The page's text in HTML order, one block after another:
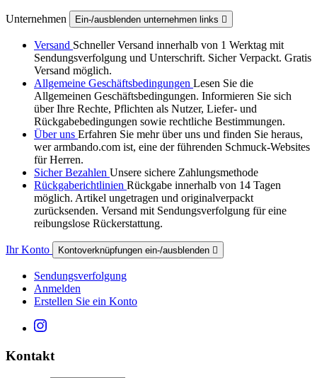
Unternehmen Ein-/ausblenden unternehmen links 
Versand Schneller Versand innerhalb von 1 Werktag mit
Sendungsverfolgung und Unterschrift. Sicher Verpackt. Gratis
Versand möglich.
Allgemeine Geschäftsbedingungen Lesen Sie die
Allgemeinen Geschäftsbedingungen. Informieren Sie sich
über Ihre Rechte, Pflichten als Nutzer, Liefer- und
Rückgabebedingungen sowie rechtliche Bestimmungen.
Über uns Erfahren Sie mehr über uns und finden Sie heraus,
wer armbando.com ist, eine der führenden Schmuck-Websites
für Herren.
Sicher Bezahlen Unsere sichere Zahlungsmethode
Rückgaberichtlinien Rückgabe innerhalb von 14 Tagen
möglich. Artikel ungetragen und originalverpackt
zurücksenden. Versand mit Sendungsverfolgung für eine
reibungslose Rückerstattung.
Ihr Konto Kontoverknüpfungen ein-/ausblenden 
Sendungsverfolgung
Anmelden
Erstellen Sie ein Konto
Kontakt